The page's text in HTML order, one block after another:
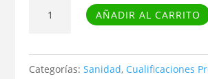
Básica
AÑADIR AL CARRITO
Categorías:Sanidad, Cualificaciones